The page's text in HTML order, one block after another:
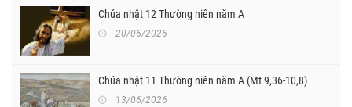
Chúa nhật 12 Thường niên năm A
20/06/2026
Chúa nhật 11 Thường niên năm A (Mt 9,36-10,8)
13/06/2026